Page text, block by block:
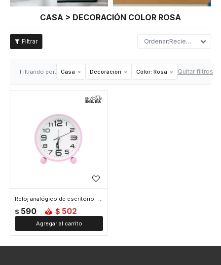
CASA > DECORACIÓN COLOR ROSA
Recientes
Filtrando por: Casa Decoración Color: Rosa Quitar filtros
Reloj analógico de escritorio - Rosa
$ 590 $ 502